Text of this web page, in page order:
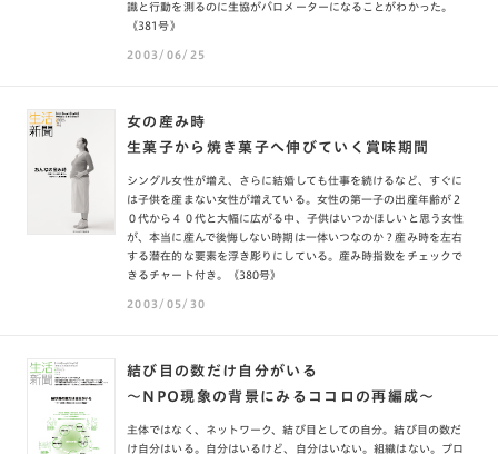
識と行動を測るのに生協がバロメーターになることがわかった。
《381号》
2003/06/25
女の産み時
生菓子から焼き菓子へ伸びていく賞味期間
シングル女性が増え、さらに結婚しても仕事を続けるなど、すぐに
は子供を産まない女性が増えている。女性の第一子の出産年齢が２
０代から４０代と大幅に広がる中、子供はいつかほしいと思う女性
が、本当に産んで後悔しない時期は一体いつなのか？産み時を左右
する潜在的な要素を浮き彫りにしている。産み時指数をチェックで
きるチャート付き。《380号》
2003/05/30
結び目の数だけ自分がいる
〜NPO現象の背景にみるココロの再編成〜
主体ではなく、ネットワーク、結び目としての自分。結び目の数だ
け自分はいる。自分はいるけど、自分はいない。組織はない。プロ